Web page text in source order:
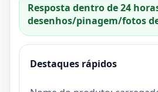
Resposta dentro de 24
desenhos/pinagem/fotos
Destaques rápidos